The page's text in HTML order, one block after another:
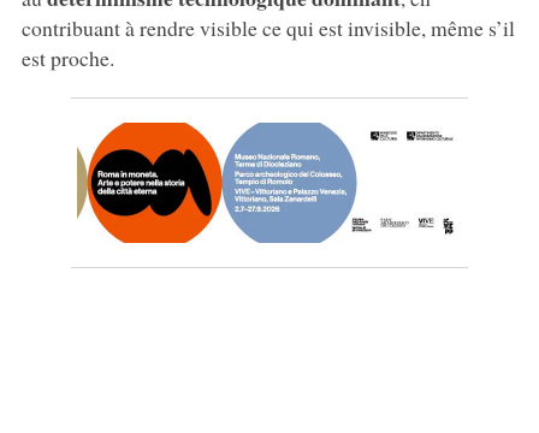
contribuant à rendre visible ce qui est invisible, même s’il
est proche.